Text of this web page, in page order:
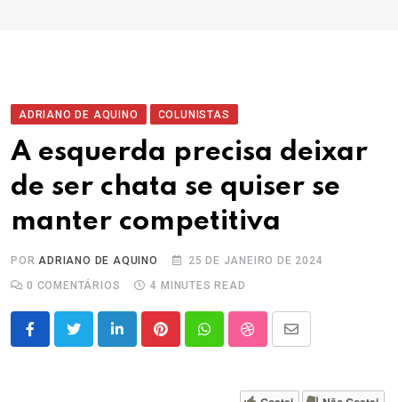
ADRIANO DE AQUINO COLUNISTAS
A esquerda precisa deixar
de ser chata se quiser se
manter competitiva
PORADRIANO DE AQUINO
25 DE JANEIRO DE 2024
0 COMENTÁRIOS 4 MINUTES READ
LinkedInPinterestWhatsappStumbleUpon
Share
Email